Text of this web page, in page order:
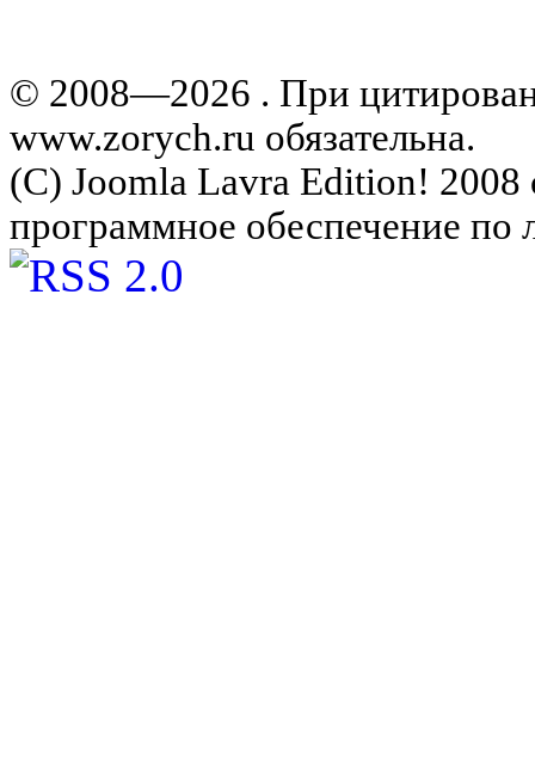
© 2008—2026 . При
www.zorych.ru обязательна.
(C) Joomla Lavra Edition! 2008
программное обеспечение по